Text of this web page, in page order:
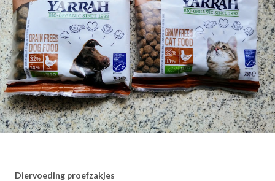
Diervoeding proefzakjes